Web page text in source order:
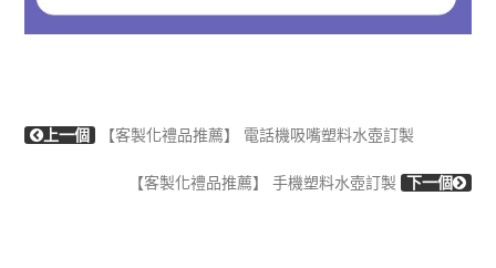
上一個 【客製化禮品推薦】 電話機吸嘴塑料水壺訂製
【客製化禮品推薦】 手機塑料水壺訂製 下一個